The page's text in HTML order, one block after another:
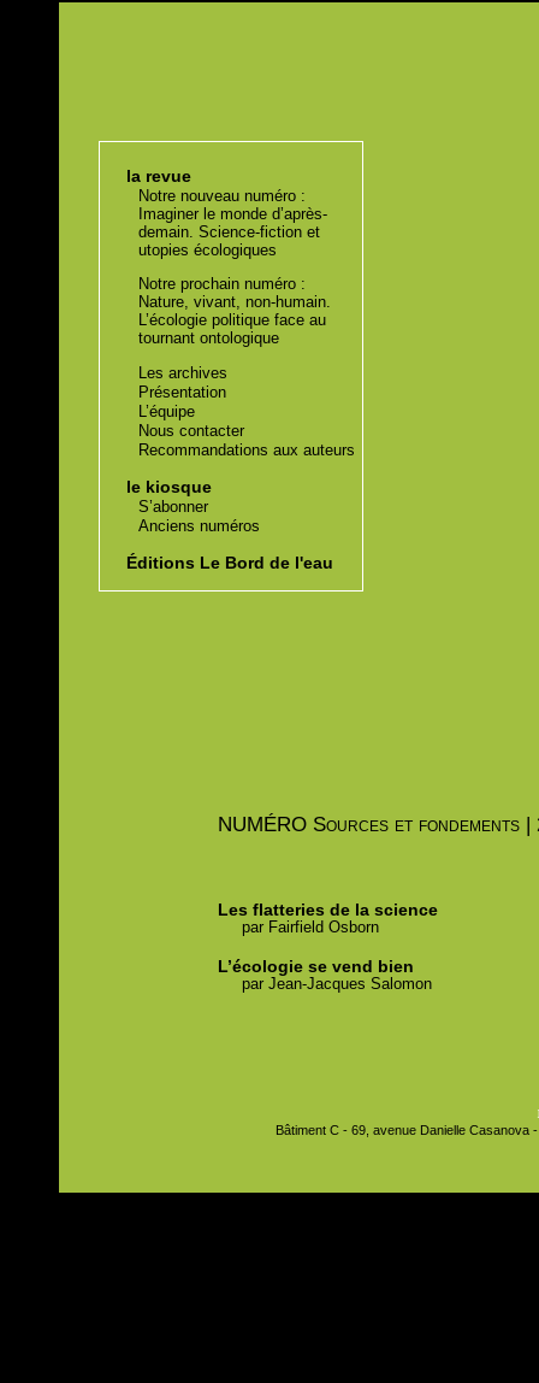
la revue
Notre nouveau numéro :
Imaginer le monde d’après-
demain. Science-fiction et
utopies écologiques
Notre prochain numéro :
Nature, vivant, non-humain.
L’écologie politique face au
tournant ontologique
Les archives
Présentation
L’équipe
Nous contacter
Recommandations aux auteurs
le kiosque
S’abonner
Anciens numéros
Éditions Le Bord de l'eau
NUMÉRO Sources et fondements |
Les flatteries de la science
par Fairfield Osborn
L’écologie se vend bien
parJean-Jacques Salomon
Bâtiment C - 69, avenue Danielle